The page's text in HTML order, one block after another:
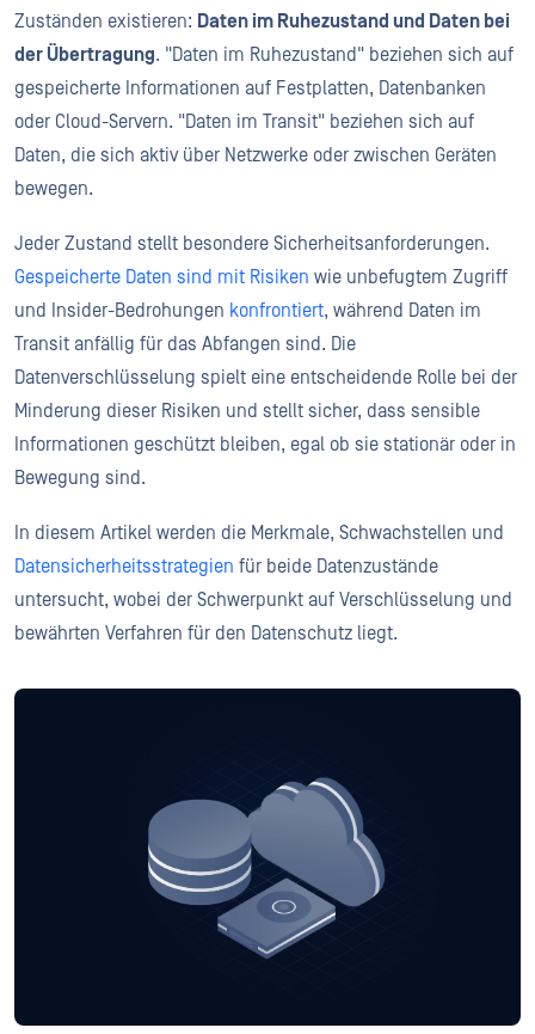
Zuständen existieren: Daten im Ruhezustand und Daten bei
der Übertragung. "Daten im Ruhezustand" beziehen sich auf
gespeicherte Informationen auf Festplatten, Datenbanken
oder Cloud-Servern. "Daten im Transit" beziehen sich auf
Daten, die sich aktiv über Netzwerke oder zwischen Geräten
bewegen.
Jeder Zustand stellt besondere Sicherheitsanforderungen.
Gespeicherte Daten sind mit Risiken wie unbefugtem Zugriff
und Insider-Bedrohungen konfrontiert, während Daten im
Transit anfällig für das Abfangen sind. Die
Datenverschlüsselung spielt eine entscheidende Rolle bei der
Minderung dieser Risiken und stellt sicher, dass sensible
Informationen geschützt bleiben, egal ob sie stationär oder in
Bewegung sind.
In diesem Artikel werden die Merkmale, Schwachstellen und
Datensicherheitsstrategien für beide Datenzustände
untersucht, wobei der Schwerpunkt auf Verschlüsselung und
bewährten Verfahren für den Datenschutz liegt.